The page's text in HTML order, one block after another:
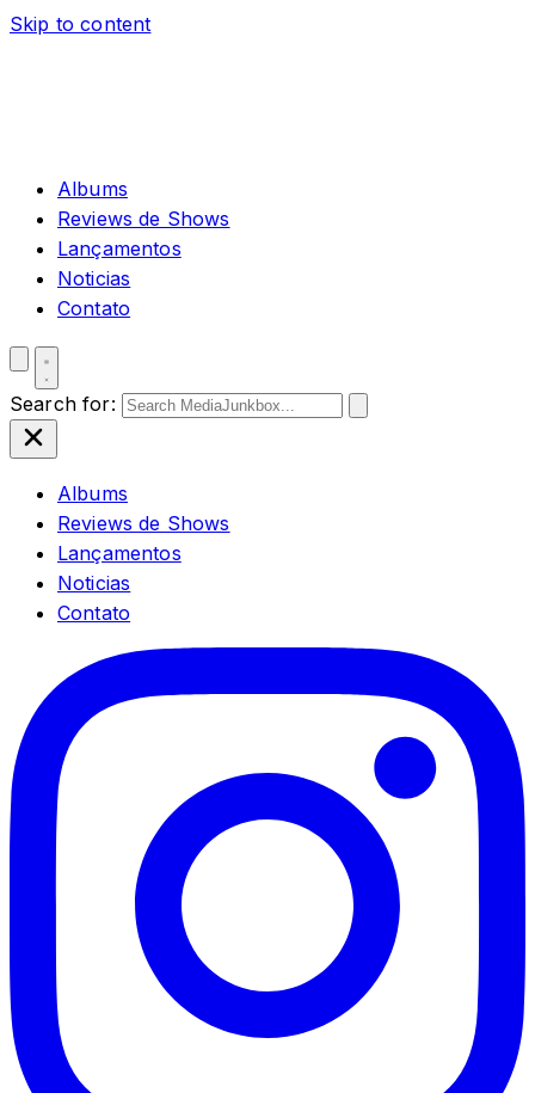
Skip to content
Albums
Reviews de Shows
Lançamentos
Noticias
Contato
Search for:
Albums
Reviews de Shows
Lançamentos
Noticias
Contato